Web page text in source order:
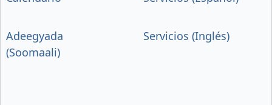
Adeegyada
(Soomaali)
Servicios (Inglés)